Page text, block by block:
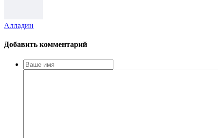
Алладин
Добавить комментарий